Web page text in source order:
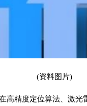
(资料图片)
高精度定位算法、激光